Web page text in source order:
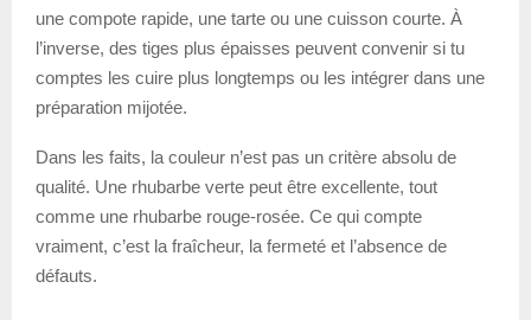
une compote rapide, une tarte ou une cuisson courte. À
l’inverse, des tiges plus épaisses peuvent convenir si tu
comptes les cuire plus longtemps ou les intégrer dans une
préparation mijotée.
Dans les faits, la couleur n’est pas un critère absolu de
qualité. Une rhubarbe verte peut être excellente, tout
comme une rhubarbe rouge-rosée. Ce qui compte
vraiment, c’est la fraîcheur, la fermeté et l’absence de
défauts.